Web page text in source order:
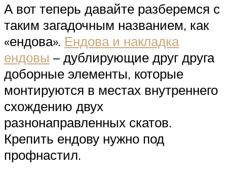
А вот теперь давайте разберемся с
таким загадочным названием, как
«ендова». Ендова и накладка
ендовы – дублирующие друг друга
доборные элементы, которые
монтируются в местах внутреннего
схождению двух
разнонаправленных скатов.
Крепить ендову нужно под
профнастил.